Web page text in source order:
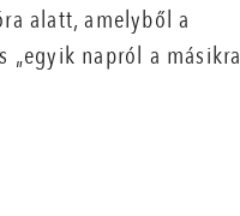
alatt, amelyből a
„egyik napról a másikra